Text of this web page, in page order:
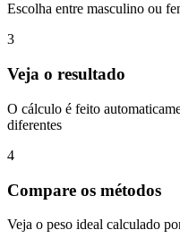
Escolha entre masculino ou
3
Veja o resultado
O cálculo é feito
diferentes
4
Compare os métodos
Veja o peso ideal calculado